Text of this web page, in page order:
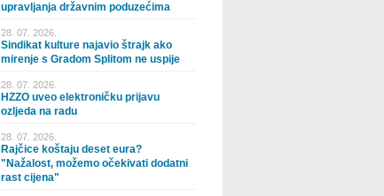
upravljanja državnim poduzećima
28. 07. 2026.
Sindikat kulture najavio štrajk ako
mirenje s Gradom Splitom ne uspije
28. 07. 2026.
HZZO uveo elektroničku prijavu
ozljeda na radu
28. 07. 2026.
Rajčice koštaju deset eura?
"Nažalost, možemo očekivati dodatni
rast cijena"